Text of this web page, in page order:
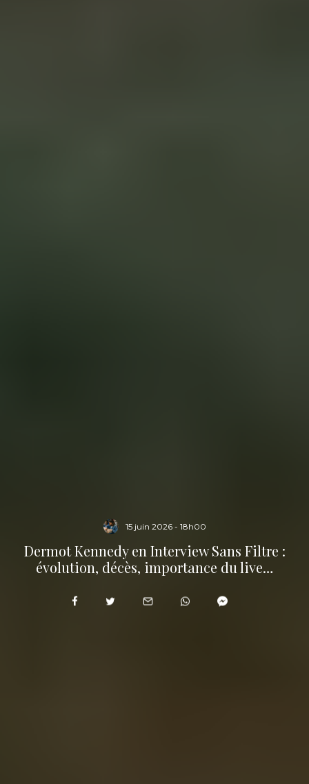
15 juin 2026 - 18h00
Dermot Kennedy en Interview Sans Filtre :
évolution, décès, importance du live…